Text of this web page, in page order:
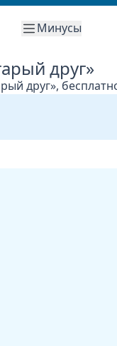
Минусы
друг»
друг»,